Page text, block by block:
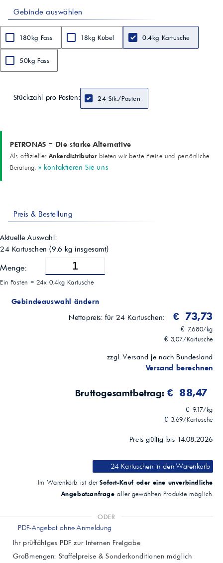
Tropfpunkt (IP 396)
Grundölviskosität @ 40 °C (ASTM D445)
300 cSt
4-Kugel-Schweißlast (DIN 51350-4)
2600 N
Fließdruck @ -35 °C (DIN 51805)
Wasser-Auswaschung @ 79 °C (ASTM D1264)
Materialcode
19873
Gebinde auswählen
180kg Fass 18kg Kübel 0.4kg Kartusche
50kg Fass
Stückzahl pro Posten: 24 Stk./Posten
PETRONAS – Die starke Alternative
Als offiziellerAnkerdistributorbieten wir beste Preise und persönliche
Beratung. » kontaktieren Sie uns
Preis & Bestellung
Aktuelle Auswahl:
24 Kartuschen (9.6 kg insgesamt)
Menge:
Ein Posten = 24x 0.4kg Kartusche
Gebindeauswahl ändern
Nettopreis:für 24 Kartuschen: € 73,73
€ 7,680/kg
€ 3,07/Kartusche
zzgl. Versand je nach Bundesland
Versand berechnen
Bruttogesamtbetrag: € 88,47
€ 9,17/kg
€ 3,69/Kartusche
Preis gültig bis 14.08.2026
24 Kartuschenin den Warenkorb
Im Warenkorb ist derSofort-Kauf oder eine unverbindliche
Angebotsanfrage aller gewählten Produkte möglich.
ODER
PDF-Angebot ohne Anmeldung
Ihr prüffähiges PDF zur internen Freigabe
Großmengen: Staffelpreise & Sonderkonditionen möglich